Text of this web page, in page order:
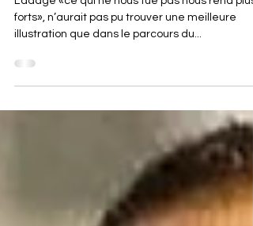
Jeux Olympiques
EL GUERROUJ ET LES DEUX
MÉDAILLES D'OR
L’adage «ce qui ne nous tue pas nous rend plus